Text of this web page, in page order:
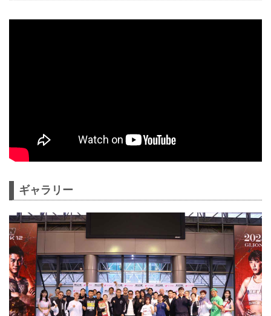
ギャラリー